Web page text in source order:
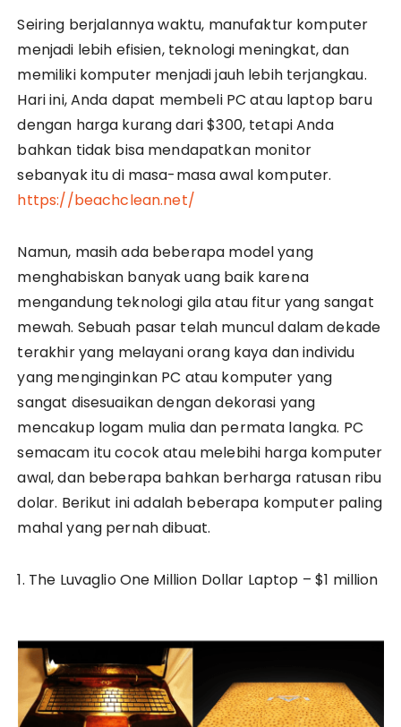
Seiring berjalannya waktu, manufaktur komputer
menjadi lebih efisien, teknologi meningkat, dan
memiliki komputer menjadi jauh lebih terjangkau.
Hari ini, Anda dapat membeli PC atau laptop baru
dengan harga kurang dari $300, tetapi Anda
bahkan tidak bisa mendapatkan monitor
sebanyak itu di masa-masa awal komputer.
https://beachclean.net/
Namun, masih ada beberapa model yang
menghabiskan banyak uang baik karena
mengandung teknologi gila atau fitur yang sangat
mewah. Sebuah pasar telah muncul dalam dekade
terakhir yang melayani orang kaya dan individu
yang menginginkan PC atau komputer yang
sangat disesuaikan dengan dekorasi yang
mencakup logam mulia dan permata langka. PC
semacam itu cocok atau melebihi harga komputer
awal, dan beberapa bahkan berharga ratusan ribu
dolar. Berikut ini adalah beberapa komputer paling
mahal yang pernah dibuat.
1. The Luvaglio One Million Dollar Laptop – $1 million